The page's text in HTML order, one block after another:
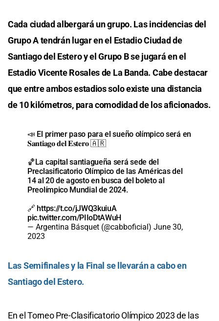
Cada ciudad albergará un grupo. Las incidencias del
Grupo A tendrán lugar en el Estadio Ciudad de
Santiago del Estero y el Grupo B se jugará en el
Estadio Vicente Rosales de La Banda. Cabe destacar
que entre ambos estadios solo existe una distancia
de 10 kilómetros, para comodidad de los aficionados.
📣 El primer paso para el sueño olímpico será en
𝐒𝐚𝐧𝐭𝐢𝐚𝐠𝐨 𝐝𝐞𝐥 𝐄𝐬𝐭𝐞𝐫𝐨 🇦🇷
🏀La capital santiagueña será sede del
Preclasificatorio Olímpico de las Américas del
14 al 20 de agosto en busca del boleto al
Preolímpico Mundial de 2024.
🔗 https://t.co/jJWQ3kuiuA
pic.twitter.com/PIIoDtAWuH
— Argentina Básquet (@cabboficial) June 30,
2023
Las Semifinales y la Final se llevarán a cabo en
Santiago del Estero.
En el Torneo Pre-Clasificatorio Olímpico 2023 de las